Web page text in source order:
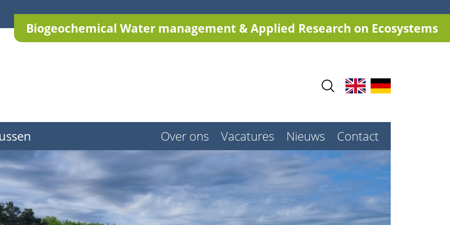
Biogeochemical Water management & Applied Research on Ecosystems
Contact
Nieuws
Vacatures
Over ons